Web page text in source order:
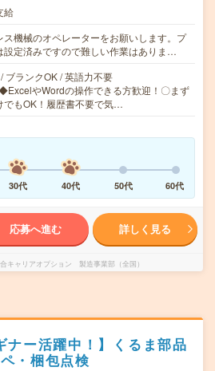
給
ス機械のオペレーターをお願いします。プ
設定済みですので難しい作業はありま…
ブランクOK / 英語力不要
やWordの操作できる方歓迎！〇まず
でもOK！履歴書不要で気…
30代 40代 50代 60代
応募へ進む 詳しく見る
キャリアオプション 製造事業部（全国）
ナー活躍中！】くるま部品
・梱包点検